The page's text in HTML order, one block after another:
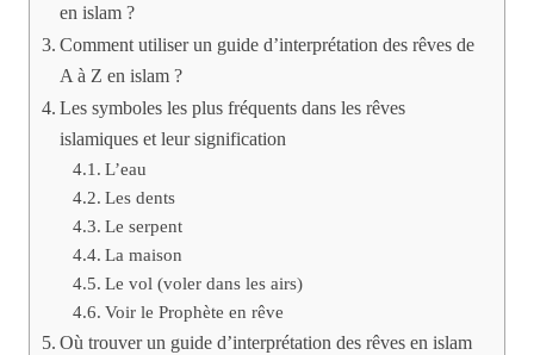
en islam ?
Comment utiliser un guide d’interprétation des rêves de
A à Z en islam ?
Les symboles les plus fréquents dans les rêves
islamiques et leur signification
L’eau
Les dents
Le serpent
La maison
Le vol (voler dans les airs)
Voir le Prophète en rêve
Où trouver un guide d’interprétation des rêves en islam